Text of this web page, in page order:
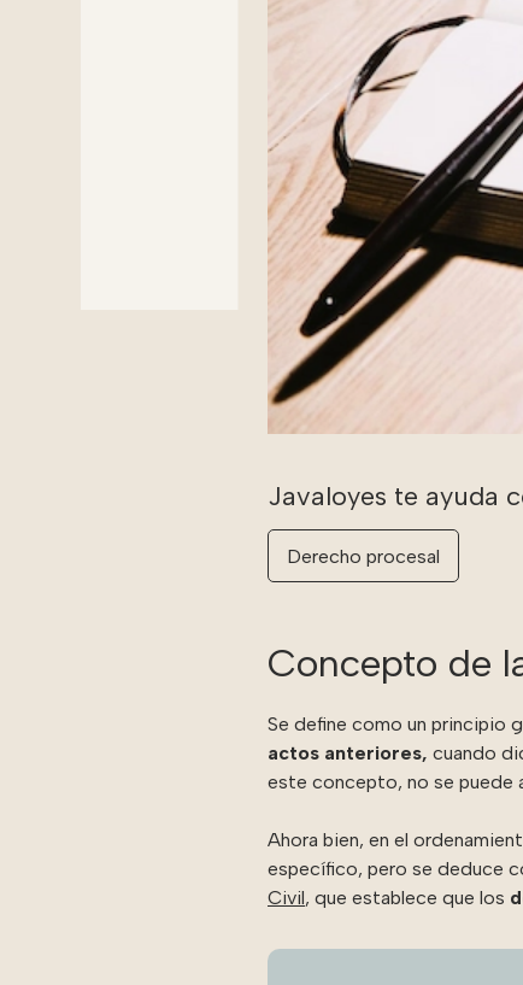
Derecho procesal
Concepto de
Se define como un principio
actos anteriores, cuando
este concepto, no se puede
Ahora bien, en el
específico, pero se deduce
Civil, que establece que los